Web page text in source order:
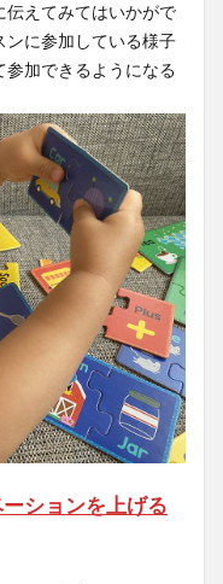
伝えてみてはいかがで
ンに参加している様子
加できるようになる
ションを上げる